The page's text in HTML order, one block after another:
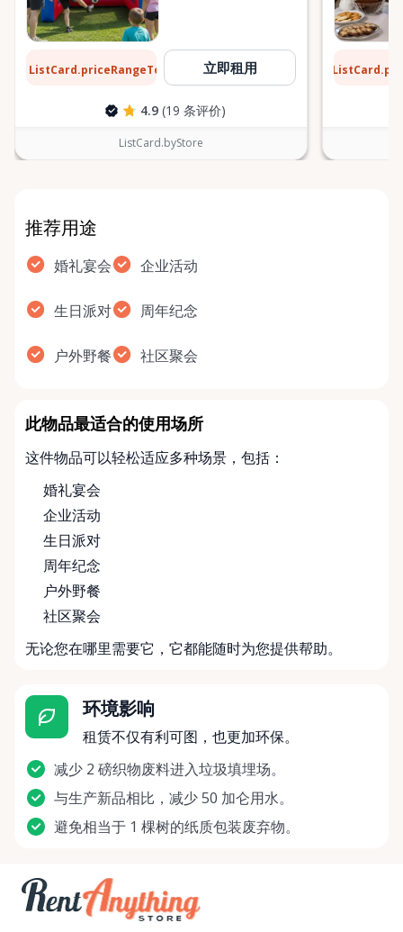
ListCard.priceRangeTo 立即租用
4.9 (19 条评价)
ListCard.byStore
推荐用途
婚礼宴会 企业活动
生日派对 周年纪念
户外野餐 社区聚会
此物品最适合的使用场所
这件物品可以轻松适应多种场景，包括：
婚礼宴会
企业活动
生日派对
周年纪念
户外野餐
社区聚会
无论您在哪里需要它，它都能随时为您提供帮助。
环境影响
租赁不仅有利可图，也更加环保。
减少 2 磅织物废料进入垃圾填埋场。
与生产新品相比，减少 50 加仑用水。
避免相当于 1 棵树的纸质包装废弃物。